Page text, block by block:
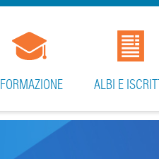
FORMAZIONE ALBI E